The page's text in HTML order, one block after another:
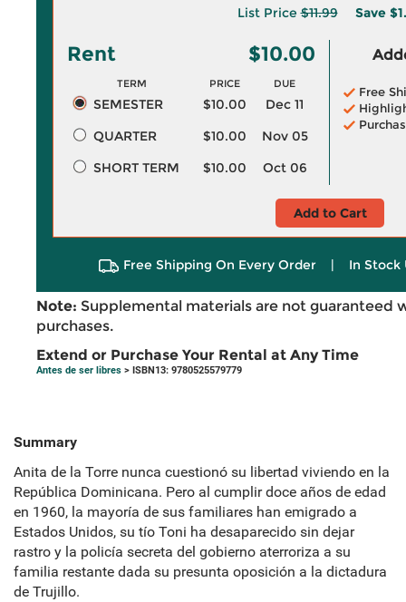
List Price$11.99 Save
Rent $10.00
TERM PRICE DUE
SEMESTER $10.00
Dec 11
QUARTER
$10.00
Nov 05
SHORT TERM
$10.00 Oct 06
Free
Add to Cart
Free Shipping On Every Order | In Stock
Note: Supplemental materials are not guaranteed
purchases.
Extend or Purchase Your Rental at Any Time
Antes de ser libres > ISBN13: 9780525579779
Summary
Anita de la Torre nunca cuestionó su libertad viviendo en la
República Dominicana. Pero al cumplir doce años de edad
en 1960, la mayoría de sus familiares han emigrado a
Estados Unidos, su tío Toni ha desaparecido sin dejar
rastro y la policía secreta del gobierno aterroriza a su
familia restante dada su presunta oposición a la dictadura
de Trujillo.